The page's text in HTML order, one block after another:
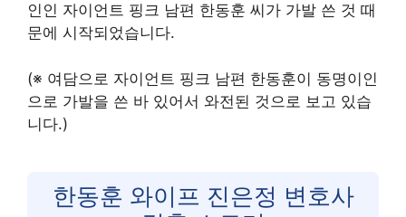
인인 자이언트 핑크 남편 한동훈 씨가 가발 쓴 것 때
문에 시작되었습니다.
(※ 여담으로 자이언트 핑크 남편 한동훈이 동명이인
으로 가발을 쓴 바 있어서 와전된 것으로 보고 있습
니다.)
한동훈 와이프 진은정 변호사